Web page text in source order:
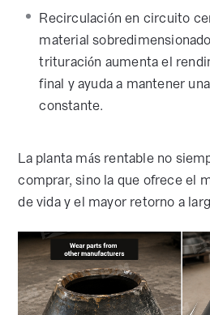
Recirculación en circuito
material
trituración aumenta el
final y ayuda a mantener
constante.
La planta más rentable no
comprar, sino la que ofrece el
de vida y el mayor retorno a